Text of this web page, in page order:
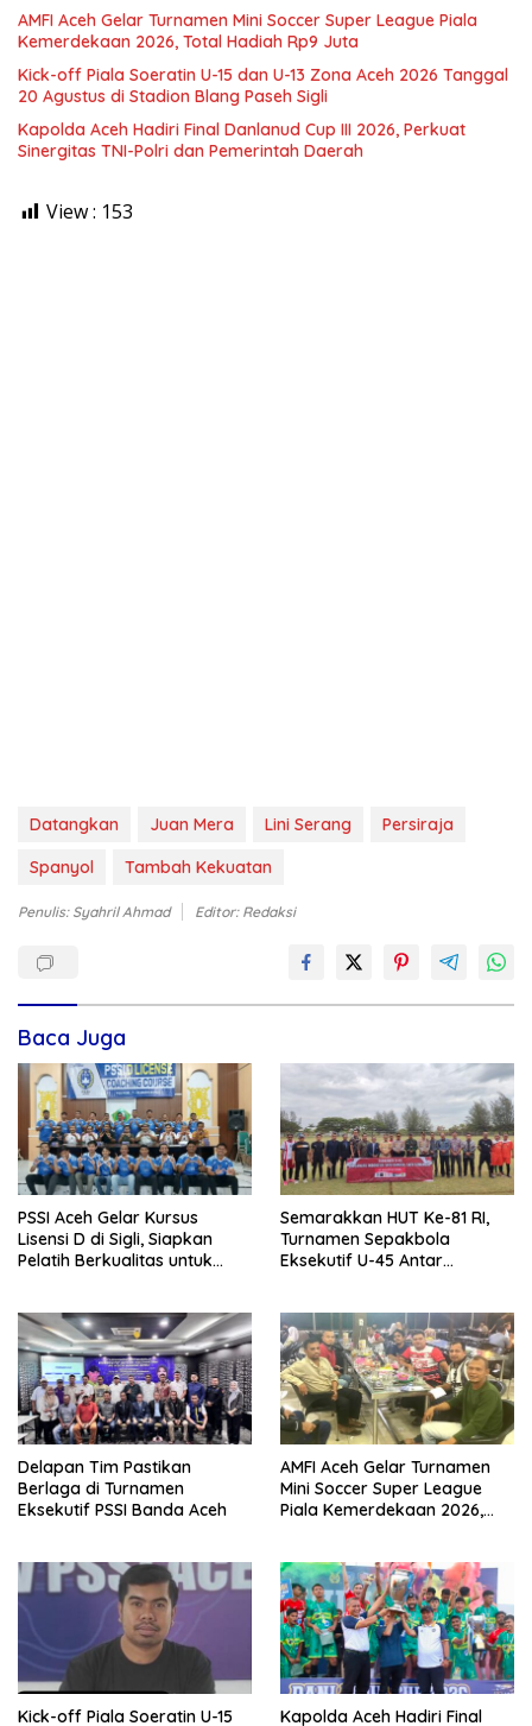
AMFI Aceh Gelar Turnamen Mini Soccer Super League Piala
Kemerdekaan 2026, Total Hadiah Rp9 Juta
Kick-off Piala Soeratin U-15 dan U-13 Zona Aceh 2026 Tanggal
20 Agustus di Stadion Blang Paseh Sigli
Kapolda Aceh Hadiri Final Danlanud Cup III 2026, Perkuat
Sinergitas TNI-Polri dan Pemerintah Daerah
View : 153
Datangkan Juan Mera Lini Serang
Persiraja
Spanyol
Tambah Kekuatan
Penulis: Syahril Ahmad Editor: Redaksi
Baca Juga
PSSI Aceh Gelar Kursus
Lisensi D di Sigli, Siapkan
Pelatih Berkualitas untuk
Semarakkan HUT Ke-81 RI,
Turnamen Sepakbola
Eksekutif U-45 Antar
Delapan Tim Pastikan
Berlaga di Turnamen
Eksekutif PSSI Banda Aceh
AMFI Aceh Gelar Turnamen
Mini Soccer Super League
Piala Kemerdekaan 2026,
Kick-off Piala Soeratin U-15 Kapolda Aceh Hadiri Final